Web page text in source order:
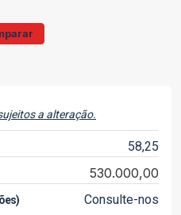
a alteração.
58,25
530.000,00
Consulte-nos